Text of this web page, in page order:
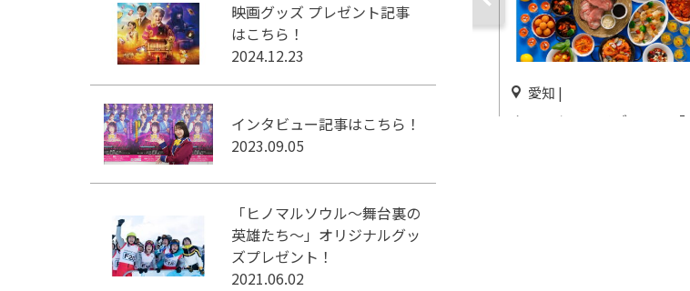
映画グッズ プレゼント記事
はこちら！
2024.12.23
インタビュー記事はこちら！
2023.09.05
「ヒノマルソウル～舞台裏の
英雄たち～」オリジナルグッ
ズプレゼント！
2021.06.02
愛知 |
ウィークエンドブッフェ「～